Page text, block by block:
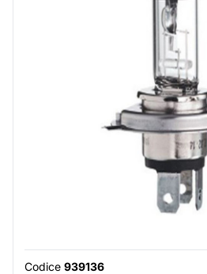
Codice 939136